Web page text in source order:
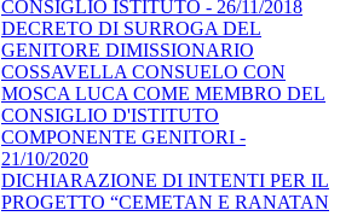
CONSIGLIO ISTITUTO - 26/11/2018
DECRETO DI SURROGA DEL
GENITORE DIMISSIONARIO
COSSAVELLA CONSUELO CON
MOSCA LUCA COME MEMBRO DEL
CONSIGLIO D'ISTITUTO
COMPONENTE GENITORI -
21/10/2020
DICHIARAZIONE DI INTENTI PER IL
PROGETTO “CEMETAN E RANATAN